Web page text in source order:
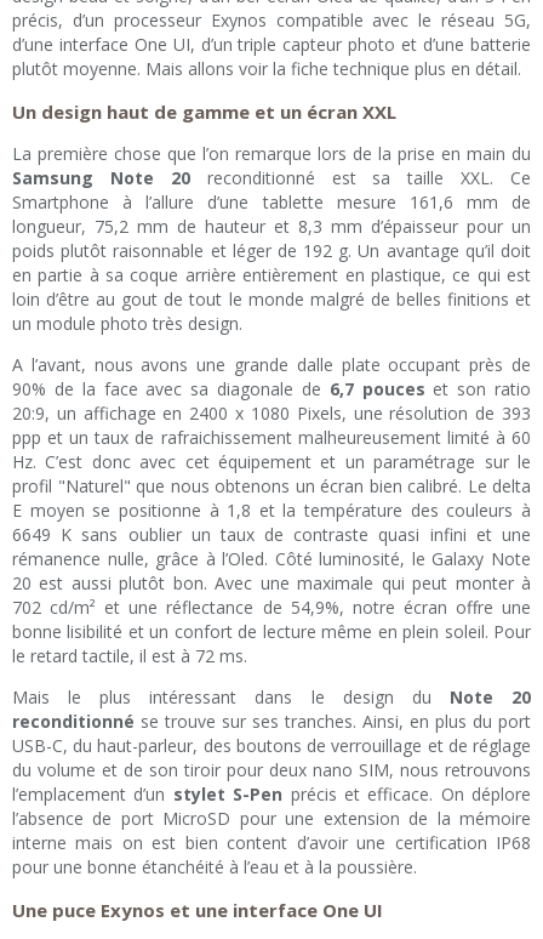
précis, d’un processeur Exynos compatible avec le réseau 5G,
d’une interface One UI, d’un triple capteur photo et d’une batterie
plutôt moyenne. Mais allons voir la fiche technique plus en détail.
Un design haut de gamme et un écran XXL
La première chose que l’on remarque lors de la prise en main du
Samsung Note 20reconditionné est sa taille XXL. Ce
Smartphone à l’allure d’une tablette mesure 161,6 mm de
longueur, 75,2 mm de hauteur et 8,3 mm d’épaisseur pour un
poids plutôt raisonnable et léger de 192 g. Un avantage qu’il doit
en partie à sa coque arrière entièrement en plastique, ce qui est
loin d’être au gout de tout le monde malgré de belles finitions et
un module photo très design.
A l’avant, nous avons une grande dalle plate occupant près de
90% de la face avec sa diagonale de 6,7 pouces et son ratio
20:9, un affichage en 2400 x 1080 Pixels, une résolution de 393
ppp et un taux de rafraichissement malheureusement limité à 60
Hz. C’est donc avec cet équipement et un paramétrage sur le
profil "Naturel" que nous obtenons un écran bien calibré. Le delta
E moyen se positionne à 1,8 et la température des couleurs à
6649 K sans oublier un taux de contraste quasi infini et une
rémanence nulle, grâce à l’Oled. Côté luminosité, le Galaxy Note
20 est aussi plutôt bon. Avec une maximale qui peut monter à
702 cd/m² et une réflectance de 54,9%, notre écran offre une
bonne lisibilité et un confort de lecture même en plein soleil. Pour
le retard tactile, il est à 72 ms.
Mais le plus intéressant dans le design du Note 20
reconditionné se trouve sur ses tranches. Ainsi, en plus du port
USB-C, du haut-parleur, des boutons de verrouillage et de réglage
du volume et de son tiroir pour deux nano SIM, nous retrouvons
l’emplacement d’un stylet S-Pen précis et efficace. On déplore
l’absence de port MicroSD pour une extension de la mémoire
interne mais on est bien content d’avoir une certification IP68
pour une bonne étanchéité à l’eau et à la poussière.
Une puce Exynos et une interface One UI